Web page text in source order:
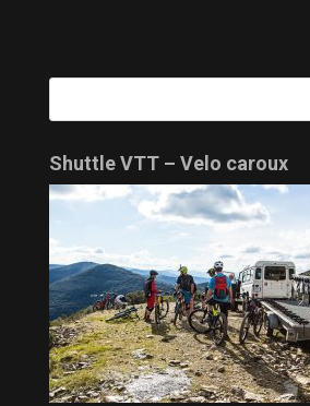
Shuttle VTT – Velo caroux